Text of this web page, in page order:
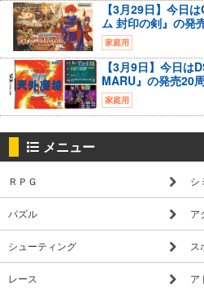
【3月29日】今日
ム 封印の剣』の発
家庭用
【3月9日】今日は
MARU』の発売20
家庭用
メニュー
ＲＰＧ シ
パズル ア
シューティング ス
レース ア